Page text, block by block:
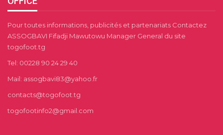
Pour toutes informations, publicités et partenariats Contactez
ASSOGBAVI Fifadji Mawutowu Manager General du site
togofoot.tg
Tel: 00228 90 24 29 40
Mail: assogbavi83@yahoo.fr
contacts@togofoot.tg
togofootinfo2@gmail.com